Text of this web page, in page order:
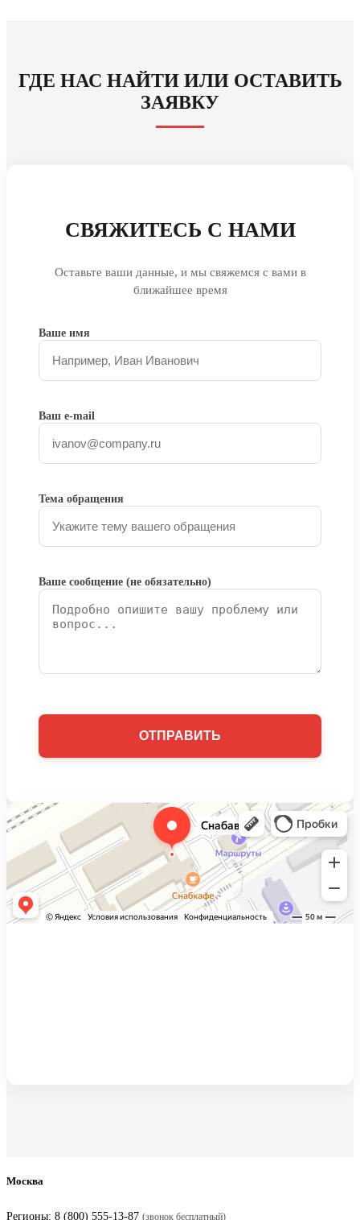
ГДЕ НАС НАЙТИ ИЛИ ОСТАВИТЬ
ЗАЯВКУ
СВЯЖИТЕСЬ С НАМИ
Оставьте ваши данные, и мы свяжемся с вами в
ближайшее время
Ваше имя
Ваш e-mail
Тема обращения
Ваше сообщение (не обязательно)
Москва
Регионы: 8 (800) 555-13-87 (звонок бесплатный)